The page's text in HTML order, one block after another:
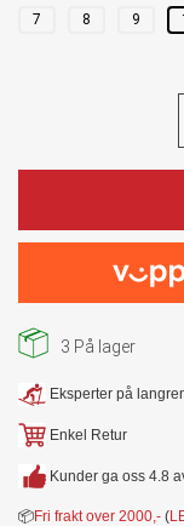
7 8 9
3 På lager
Eksperter på
Enkel Retur
Kunder ga oss 4.8
📦Fri frakt over 2000,- (